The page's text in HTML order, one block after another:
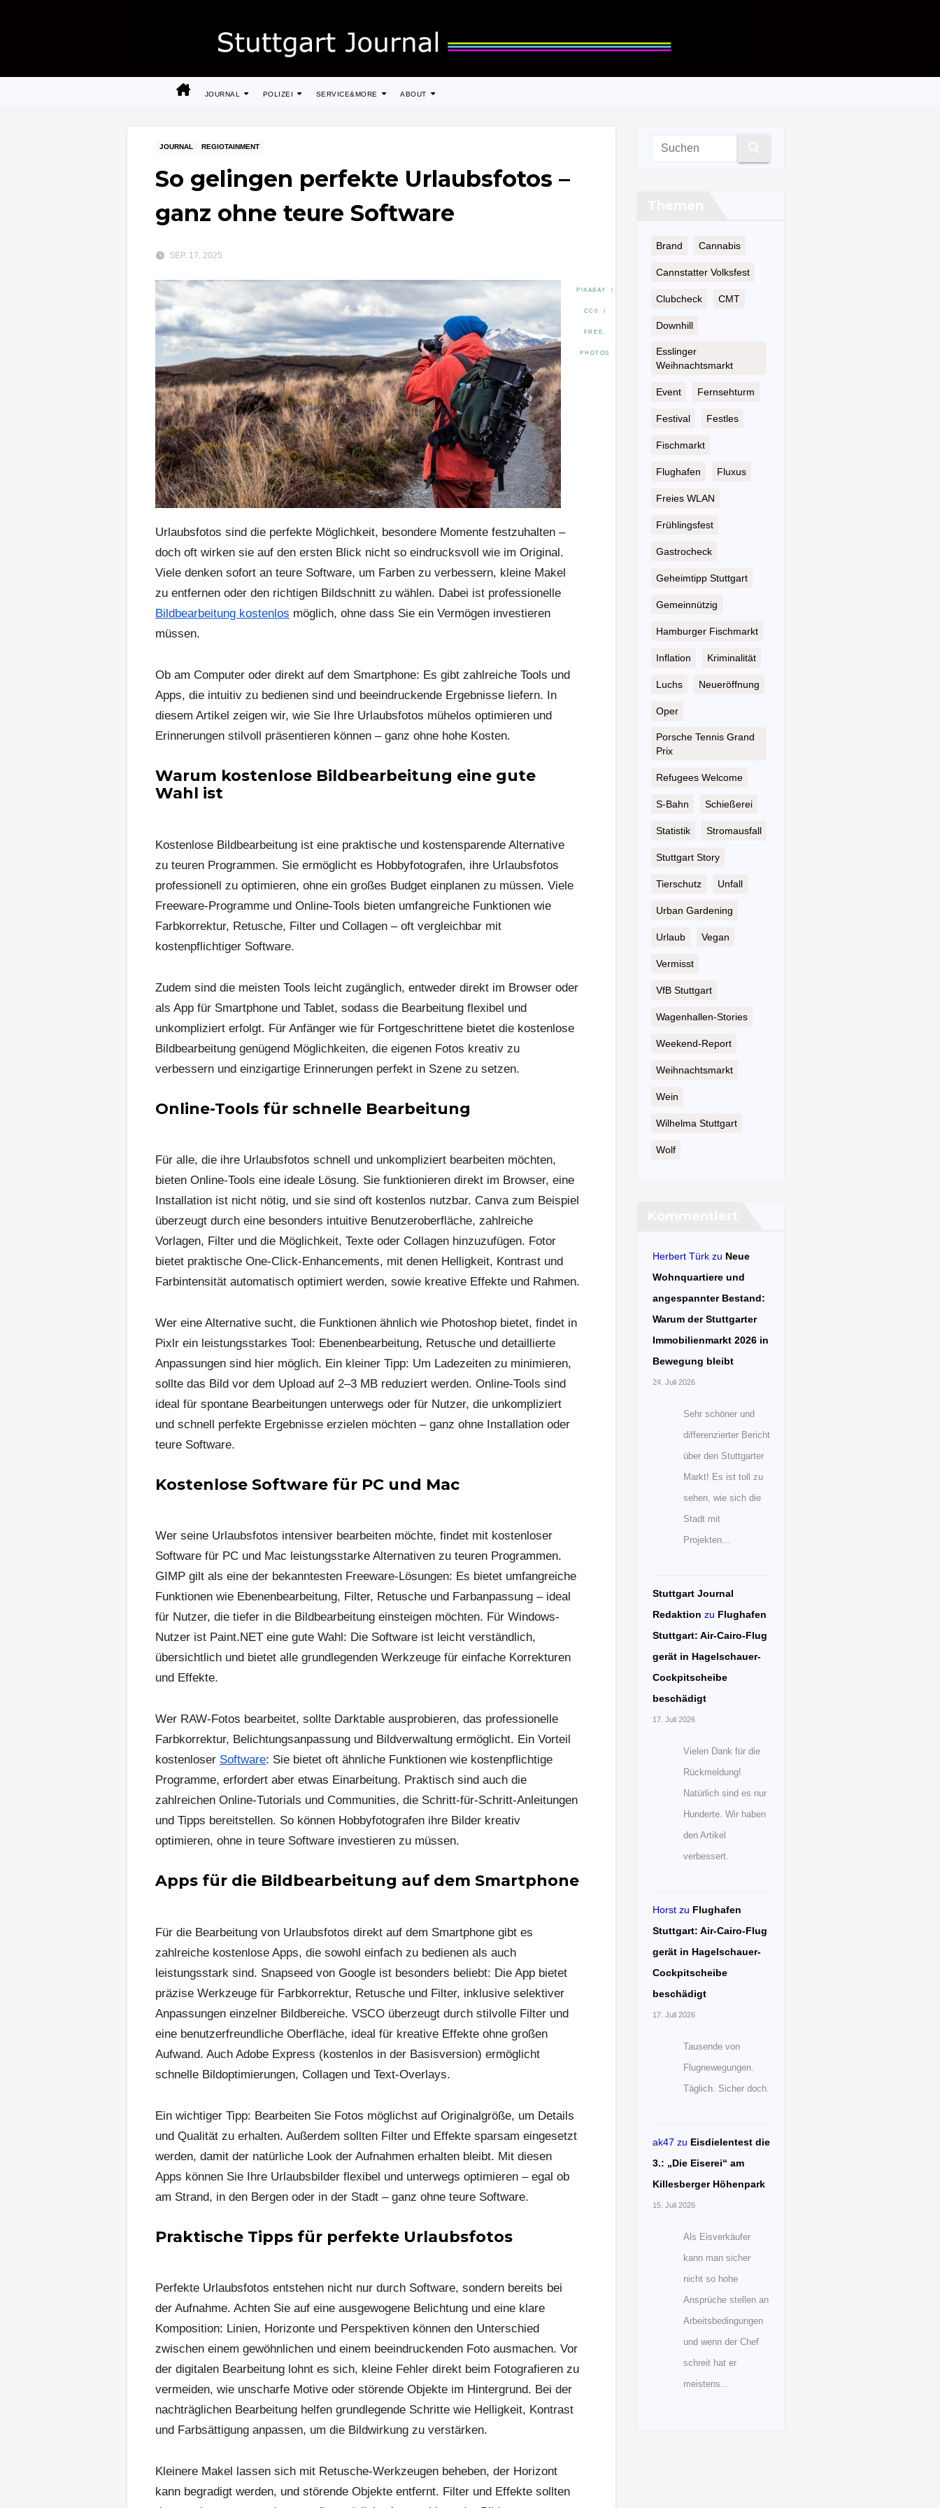
JOURNAL POLIZEI SERVICE&MORE ABOUT
JOURNAL REGIOTAINMENT
So gelingen perfekte Urlaubsfotos –
ganz ohne teure Software
SEP. 17, 2025
PIXABAY /
CC0 /
FREE-
PHOTOS
Urlaubsfotos sind die perfekte Möglichkeit, besondere Momente festzuhalten –
doch oft wirken sie auf den ersten Blick nicht so eindrucksvoll wie im Original.
Viele denken sofort an teure Software, um Farben zu verbessern, kleine Makel
zu entfernen oder den richtigen Bildschnitt zu wählen. Dabei ist professionelle
Bildbearbeitung kostenlos möglich, ohne dass Sie ein Vermögen investieren
müssen.
Ob am Computer oder direkt auf dem Smartphone: Es gibt zahlreiche Tools und
Apps, die intuitiv zu bedienen sind und beeindruckende Ergebnisse liefern. In
diesem Artikel zeigen wir, wie Sie Ihre Urlaubsfotos mühelos optimieren und
Erinnerungen stilvoll präsentieren können – ganz ohne hohe Kosten.
Warum kostenlose Bildbearbeitung eine gute
Wahl ist
Kostenlose Bildbearbeitung ist eine praktische und kostensparende Alternative
zu teuren Programmen. Sie ermöglicht es Hobbyfotografen, ihre Urlaubsfotos
professionell zu optimieren, ohne ein großes Budget einplanen zu müssen. Viele
Freeware-Programme und Online-Tools bieten umfangreiche Funktionen wie
Farbkorrektur, Retusche, Filter und Collagen – oft vergleichbar mit
kostenpflichtiger Software.
Zudem sind die meisten Tools leicht zugänglich, entweder direkt im Browser oder
als App für Smartphone und Tablet, sodass die Bearbeitung flexibel und
unkompliziert erfolgt. Für Anfänger wie für Fortgeschrittene bietet die kostenlose
Bildbearbeitung genügend Möglichkeiten, die eigenen Fotos kreativ zu
verbessern und einzigartige Erinnerungen perfekt in Szene zu setzen.
Online-Tools für schnelle Bearbeitung
Für alle, die ihre Urlaubsfotos schnell und unkompliziert bearbeiten möchten,
bieten Online-Tools eine ideale Lösung. Sie funktionieren direkt im Browser, eine
Installation ist nicht nötig, und sie sind oft kostenlos nutzbar. Canva zum Beispiel
überzeugt durch eine besonders intuitive Benutzeroberfläche, zahlreiche
Vorlagen, Filter und die Möglichkeit, Texte oder Collagen hinzuzufügen. Fotor
bietet praktische One-Click-Enhancements, mit denen Helligkeit, Kontrast und
Farbintensität automatisch optimiert werden, sowie kreative Effekte und Rahmen.
Wer eine Alternative sucht, die Funktionen ähnlich wie Photoshop bietet, findet in
Pixlr ein leistungsstarkes Tool: Ebenenbearbeitung, Retusche und detaillierte
Anpassungen sind hier möglich. Ein kleiner Tipp: Um Ladezeiten zu minimieren,
sollte das Bild vor dem Upload auf 2–3 MB reduziert werden. Online-Tools sind
ideal für spontane Bearbeitungen unterwegs oder für Nutzer, die unkompliziert
und schnell perfekte Ergebnisse erzielen möchten – ganz ohne Installation oder
teure Software.
Kostenlose Software für PC und Mac
Wer seine Urlaubsfotos intensiver bearbeiten möchte, findet mit kostenloser
Software für PC und Mac leistungsstarke Alternativen zu teuren Programmen.
GIMP gilt als eine der bekanntesten Freeware-Lösungen: Es bietet umfangreiche
Funktionen wie Ebenenbearbeitung, Filter, Retusche und Farbanpassung – ideal
für Nutzer, die tiefer in die Bildbearbeitung einsteigen möchten. Für Windows-
Nutzer ist Paint.NET eine gute Wahl: Die Software ist leicht verständlich,
übersichtlich und bietet alle grundlegenden Werkzeuge für einfache Korrekturen
und Effekte.
Wer RAW-Fotos bearbeitet, sollte Darktable ausprobieren, das professionelle
Farbkorrektur, Belichtungsanpassung und Bildverwaltung ermöglicht. Ein Vorteil
kostenloser Software: Sie bietet oft ähnliche Funktionen wie kostenpflichtige
Programme, erfordert aber etwas Einarbeitung. Praktisch sind auch die
zahlreichen Online-Tutorials und Communities, die Schritt-für-Schritt-Anleitungen
und Tipps bereitstellen. So können Hobbyfotografen ihre Bilder kreativ
optimieren, ohne in teure Software investieren zu müssen.
Apps für die Bildbearbeitung auf dem Smartphone
Für die Bearbeitung von Urlaubsfotos direkt auf dem Smartphone gibt es
zahlreiche kostenlose Apps, die sowohl einfach zu bedienen als auch
leistungsstark sind. Snapseed von Google ist besonders beliebt: Die App bietet
präzise Werkzeuge für Farbkorrektur, Retusche und Filter, inklusive selektiver
Anpassungen einzelner Bildbereiche. VSCO überzeugt durch stilvolle Filter und
eine benutzerfreundliche Oberfläche, ideal für kreative Effekte ohne großen
Aufwand. Auch Adobe Express (kostenlos in der Basisversion) ermöglicht
schnelle Bildoptimierungen, Collagen und Text-Overlays.
Ein wichtiger Tipp: Bearbeiten Sie Fotos möglichst auf Originalgröße, um Details
und Qualität zu erhalten. Außerdem sollten Filter und Effekte sparsam eingesetzt
werden, damit der natürliche Look der Aufnahmen erhalten bleibt. Mit diesen
Apps können Sie Ihre Urlaubsbilder flexibel und unterwegs optimieren – egal ob
am Strand, in den Bergen oder in der Stadt – ganz ohne teure Software.
Praktische Tipps für perfekte Urlaubsfotos
Perfekte Urlaubsfotos entstehen nicht nur durch Software, sondern bereits bei
der Aufnahme. Achten Sie auf eine ausgewogene Belichtung und eine klare
Komposition: Linien, Horizonte und Perspektiven können den Unterschied
zwischen einem gewöhnlichen und einem beeindruckenden Foto ausmachen. Vor
der digitalen Bearbeitung lohnt es sich, kleine Fehler direkt beim Fotografieren zu
vermeiden, wie unscharfe Motive oder störende Objekte im Hintergrund. Bei der
nachträglichen Bearbeitung helfen grundlegende Schritte wie Helligkeit, Kontrast
und Farbsättigung anpassen, um die Bildwirkung zu verstärken.
Kleinere Makel lassen sich mit Retusche-Werkzeugen beheben, der Horizont
kann begradigt werden, und störende Objekte entfernt. Filter und Effekte sollten
Brand Cannabis
Cannstatter Volksfest
Clubcheck CMT
Downhill
Esslinger
Weihnachtsmarkt
Event Fernsehturm
Festival Festles
Fischmarkt
Flughafen Fluxus
Freies WLAN
Frühlingsfest
Gastrocheck
Geheimtipp Stuttgart
Gemeinnützig
Hamburger Fischmarkt
Inflation Kriminalität
Luchs Neueröffnung
Oper
Porsche Tennis Grand
Prix
Refugees Welcome
S-Bahn Schießerei
Statistik Stromausfall
Stuttgart Story
Tierschutz Unfall
Urban Gardening
Urlaub Vegan
Vermisst
VfB Stuttgart
Wagenhallen-Stories
Weekend-Report
Weihnachtsmarkt
Wein
Wilhelma Stuttgart
Wolf
Herbert Türkzu Neue
Wohnquartiere und
angespannter Bestand:
Warum der Stuttgarter
Immobilienmarkt 2026 in
Bewegung bleibt
24. Juli 2026
Sehr schöner und
differenzierter Bericht
über den Stuttgarter
Markt! Es ist toll zu
sehen, wie sich die
Stadt mit
Projekten…
Stuttgart Journal
Redaktion zu Flughafen
Stuttgart: Air-Cairo-Flug
gerät in Hagelschauer-
Cockpitscheibe
beschädigt
17. Juli 2026
Vielen Dank für die
Rückmeldung!
Natürlich sind es nur
Hunderte. Wir haben
den Artikel
verbessert.
Horstzu Flughafen
Stuttgart: Air-Cairo-Flug
gerät in Hagelschauer-
Cockpitscheibe
beschädigt
17. Juli 2026
Tausende von
Flugnewegungen.
Täglich. Sicher doch.
ak47 zu Eisdielentest die
3.: „Die Eiserei“ am
Killesberger Höhenpark
15. Juli 2026
Als Eisverkäufer
kann man sicher
nicht so hohe
Ansprüche stellen an
Arbeitsbedingungen
und wenn der Chef
schreit hat er
meistens…